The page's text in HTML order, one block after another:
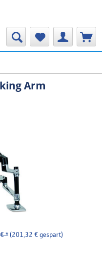
Arm
*(201,32 € gespart)